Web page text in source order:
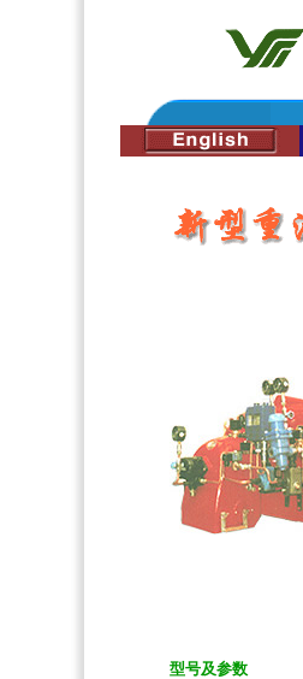
型号及参数